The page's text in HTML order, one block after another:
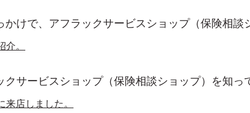
かけで、アフラックサービスショップ（保険相談
介。
クサービスショップ（保険相談ショップ）を知
来店しました。